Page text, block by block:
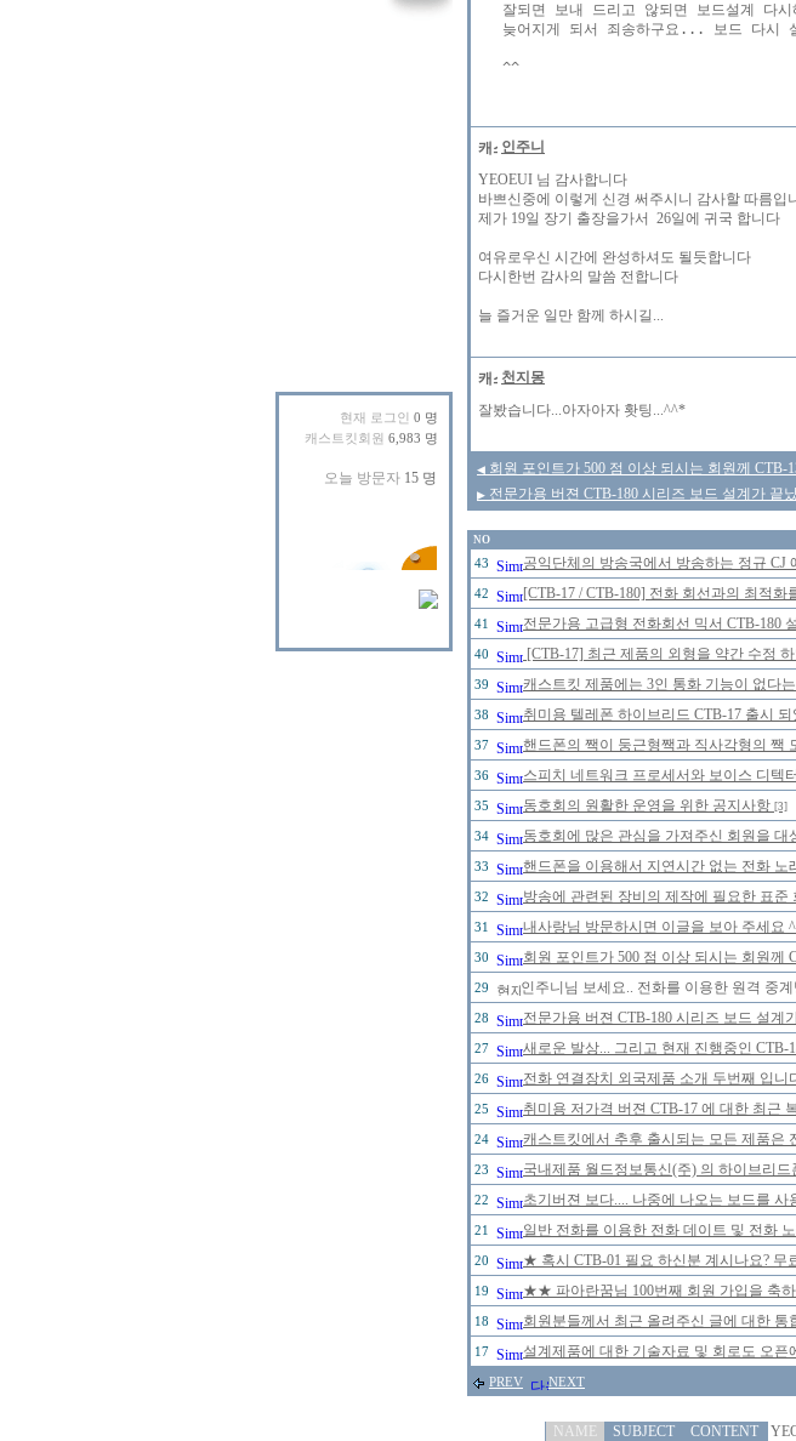
현재 로그인 0 명
캐스트킷회원 6,983 명
잘되면 보내 드리고 않되면 보드설계 다
늦어지게 되서 죄송하구요... 보드 다시
인주니
YEOEUI 님 감사합니다
바쁘신중에 이렇게 신경 써주시니 감사할 따름입
제가 19일 장기 출장을가서 26일에 귀국 합니다
여유로우신 시간에 완성하셔도 될듯합니다
다시한번 감사의 말씀 전합니다
늘 즐거운 일만 함께 하시길...
천지몽
잘봤습니다...아자아자 홧팅...^^*
◀ 회원 포인트가 500 점 이상 되시는 회원께 CTB-
▶ 전문가용 버젼 CTB-180 시리즈 보드 설계가 끝
NO
43 공익단체의 방송국에서 방송하는 정규 CJ
42 [CTB-17 / CTB-180] 전화 회선과의 최적화
41 전문가용 고급형 전화회선 믹서 CTB-180
40 [CTB-17] 최근 제품의 외형을 약간 수정
39 캐스트킷 제품에는 3인 통화 기능이 없다
38 취미용 텔레폰 하이브리드 CTB-17 출시 되
37 핸드폰의 짹이 둥근형짹과 직사각형의 짹
36 스피치 네트워크 프로세서와 보이스 디텍
35 동호회의 원활한 운영을 위한 공지사항 [3]
34 동호회에 많은 관심을 가져주신 회원을
33 핸드폰을 이용해서 지연시간 없는 전화 노
32 방송에 관련된 장비의 제작에 필요한 표준
31 내사랑님 방문하시면 이글을 보아 주세요
30 회원 포인트가 500 점 이상 되시는 회원께
29 인주니님 보세요.. 전화를 이용한 원격 중
28 전문가용 버젼 CTB-180 시리즈 보드 설계
27 새로운 발상... 그리고 현재 진행중인
26 전화 연결장치 외국제품 소개 두번째 입니
25 취미용 저가격 버젼 CTB-17 에 대한 최근
24 캐스트킷에서 추후 출시되는 모든 제품은
23 국내제품 월드정보통신(주) 의 하이브리드
22 초기버젼 보다.... 나중에 나오는 보드를 사
21 일반 전화를 이용한 전화 데이트 및 전화
20 ★ 혹시 CTB-01 필요 하신분 계시나요?
19 ★★ 파아란꿈님 100번째 회원 가입을 축
18 회원분들께서 최근 올려주신 글에 대한
17 설계제품에 대한 기술자료 및 회로도 오픈
PREV NEXT